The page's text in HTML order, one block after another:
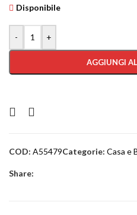
Disponibile
- +
AGGIUNGI
COD: A55479Categorie: Casa e
Share: